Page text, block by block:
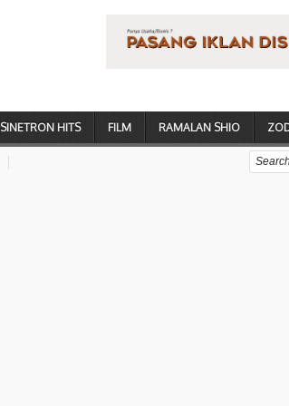
SINETRON HITS FILM RAMALAN SHIO